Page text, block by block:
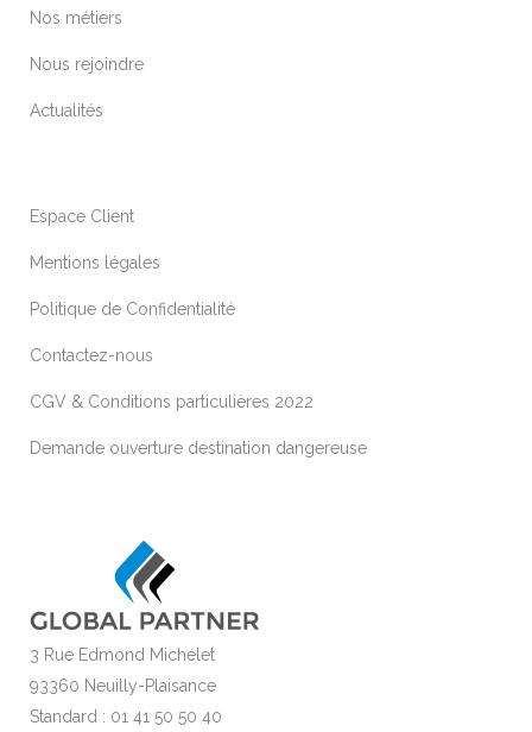
Nos métiers
Nous rejoindre
Actualités
Espace Client
Mentions légales
Politique de Confidentialité
Contactez-nous
CGV & Conditions particulières 2022
Demande ouverture destination dangereuse
3 Rue Edmond Michelet
93360 Neuilly-Plaisance
Standard : 01 41 50 50 40